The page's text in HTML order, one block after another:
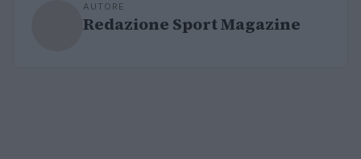
AUTORE
Redazione Sport Magazine